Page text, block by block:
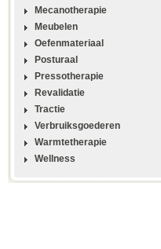
Mecanotherapie
Meubelen
Oefenmateriaal
Posturaal
Pressotherapie
Revalidatie
Tractie
Verbruiksgoederen
Warmtetherapie
Wellness